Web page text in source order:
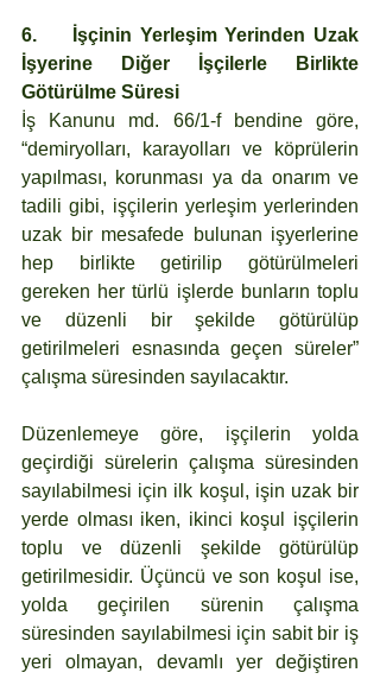
6.	İşçinin Yerleşim Yerinden Uzak
İşyerine Diğer İşçilerle Birlikte
Götürülme Süresi
İş Kanunu md. 66/1-f bendine göre,
“demiryolları, karayolları ve köprülerin
yapılması, korunması ya da onarım ve
tadili gibi, işçilerin yerleşim yerlerinden
uzak bir mesafede bulunan işyerlerine
hep birlikte getirilip götürülmeleri
gereken her türlü işlerde bunların toplu
ve düzenli bir şekilde götürülüp
getirilmeleri esnasında geçen süreler”
çalışma süresinden sayılacaktır.
Düzenlemeye göre, işçilerin yolda
geçirdiği sürelerin çalışma süresinden
sayılabilmesi için ilk koşul, işin uzak bir
yerde olması iken, ikinci koşul işçilerin
toplu ve düzenli şekilde götürülüp
getirilmesidir. Üçüncü ve son koşul ise,
yolda geçirilen sürenin çalışma
süresinden sayılabilmesi için sabit bir iş
yeri olmayan, devamlı yer değiştiren